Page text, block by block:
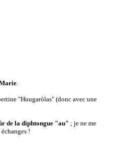
.
"Huugaròlas" (donc avec une
de la diphtongue "au" ; je ne me
!